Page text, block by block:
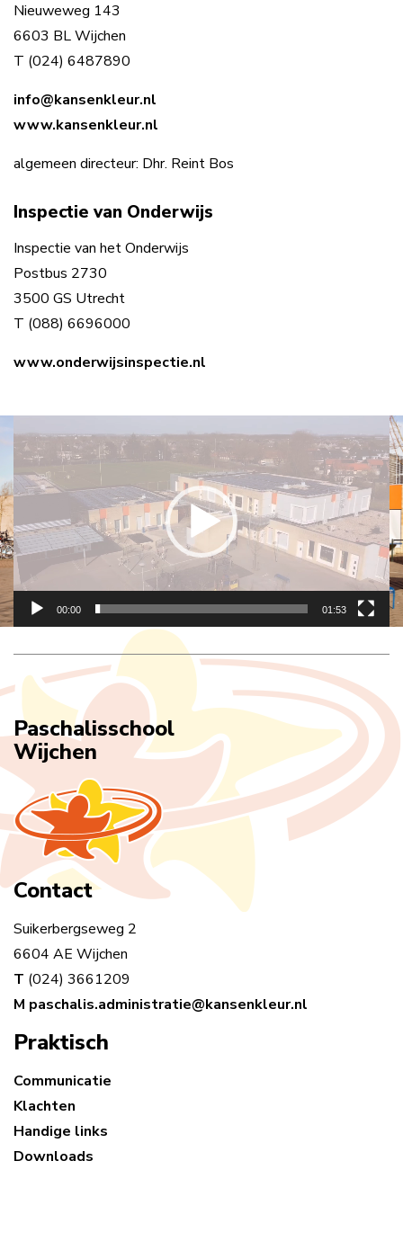
Nieuweweg 143
6603 BL Wijchen
T (024) 6487890
info@kansenkleur.nl
www.kansenkleur.nl
algemeen directeur: Dhr. Reint Bos
Inspectie van Onderwijs
Inspectie van het Onderwijs
Postbus 2730
3500 GS Utrecht
T (088) 6696000
www.onderwijsinspectie.nl
00:00 01:53
Paschalisschool
Wijchen
Contact
Suikerbergseweg 2
6604 AE Wijchen
T (024) 3661209
M paschalis.administratie@kansenkleur.nl
Praktisch
Communicatie
Klachten
Handige links
Downloads